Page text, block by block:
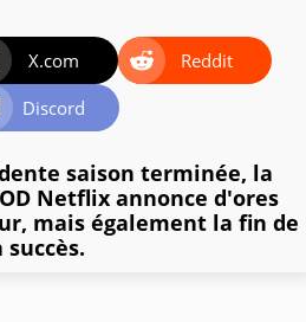
X.com
Reddit
Discord
saison terminée, la
Netflix annonce d'ores
mais également la fin de